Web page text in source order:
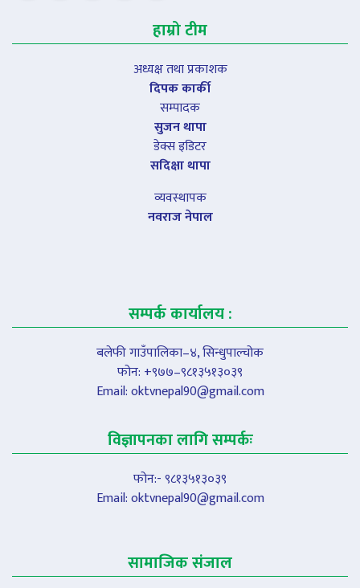
हाम्रो टीम
अध्यक्ष तथा प्रकाशक
दिपक कार्की
सम्पादक
सुजन थापा
डेक्स इडिटर
सदिक्षा थापा
व्यवस्थापक
नवराज नेपाल
सम्पर्क कार्यालय :
बलेफी गाउँपालिका–४, सिन्धुपाल्चोक
फोन: +९७७–९८१३५१३०३९
Email:oktvnepal90@gmail.com
विज्ञापनका लागि सम्पर्कः
फोन:- ९८१३५१३०३९
Email:oktvnepal90@gmail.com
सामाजिक संजाल